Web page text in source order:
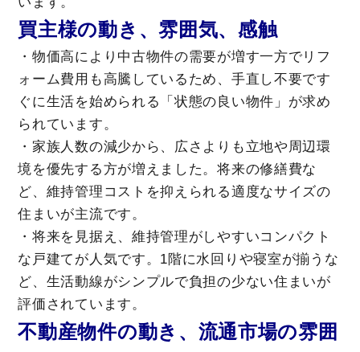
買主様の動き、雰囲気、感触
・物価高により中古物件の需要が増す一方でリフ
ォーム費用も高騰しているため、手直し不要です
ぐに生活を始められる「状態の良い物件」が求め
られています。
・家族人数の減少から、広さよりも立地や周辺環
境を優先する方が増えました。将来の修繕費な
ど、維持管理コストを抑えられる適度なサイズの
住まいが主流です。
・将来を見据え、維持管理がしやすいコンパクト
な戸建てが人気です。1階に水回りや寝室が揃うな
ど、生活動線がシンプルで負担の少ない住まいが
評価されています。
不動産物件の動き、流通市場の雰囲